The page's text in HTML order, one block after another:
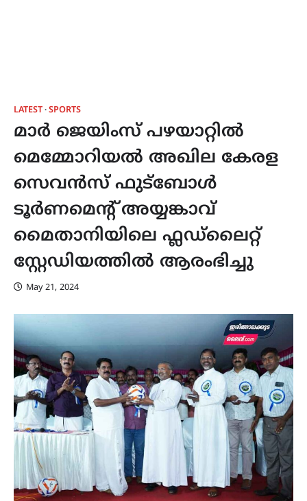
LATEST SPORTS
മാർ ജെയിംസ് പഴയാറ്റിൽ
മെമ്മോറിയൽ അഖില കേരള
സെവൻസ് ഫുട്ബോൾ
ടൂർണമെന്റ് അയ്യങ്കാവ്
മൈതാനിയിലെ ഫ്ലഡ്ലൈറ്റ്
സ്റ്റേഡിയത്തിൽ ആരംഭിച്ചു
May 21, 2024